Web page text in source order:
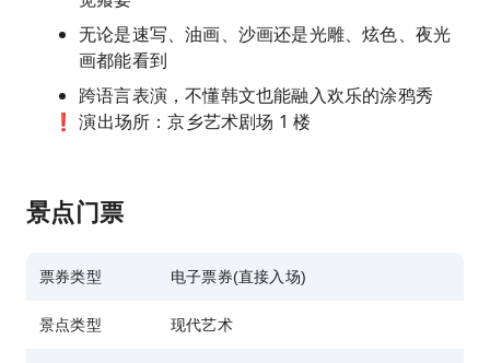
无论是速写、油画、沙画还是光雕、炫色、夜光
画都能看到
跨语言表演，不懂韩文也能融入欢乐的涂鸦秀
❗ 演出场所：京乡艺术剧场 1 楼
景点门票
票券类型 电子票券(直接入场)
景点类型 现代艺术